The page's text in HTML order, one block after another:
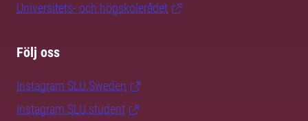
Universitets- och högskolerådet
Följ oss
Instagram SLU.Sweden
Instagram SLU.student